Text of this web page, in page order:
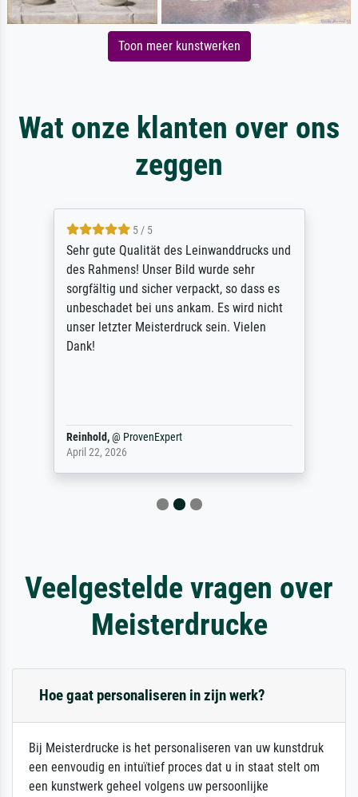
Toon meer kunstwerken
Wat onze klanten over ons
zeggen
5 / 5
Sehr gute Qualität des Leinwanddrucks und
des Rahmens! Unser Bild wurde sehr
sorgfältig und sicher verpackt, so dass es
unbeschadet bei uns ankam. Es wird nicht
unser letzter Meisterdruck sein. Vielen
Dank!
Reinhold,@ ProvenExpert
April 22, 2026
Veelgestelde vragen over
Meisterdrucke
Hoe gaat personaliseren in zijn werk?
Bij Meisterdrucke is het personaliseren van uw kunstdruk
een eenvoudig en intuïtief proces dat u in staat stelt om
een kunstwerk geheel volgens uw persoonlijke